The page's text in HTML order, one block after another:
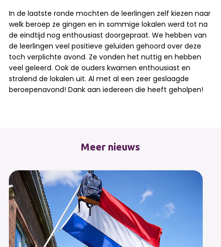
In de laatste ronde mochten de leerlingen zelf kiezen naar
welk beroep ze gingen en in sommige lokalen werd tot na
de eindtijd nog enthousiast doorgepraat. We hebben van
de leerlingen veel positieve geluiden gehoord over deze
toch verplichte avond. Ze vonden het nuttig en hebben
veel geleerd. Ook de ouders kwamen enthousiast en
stralend de lokalen uit. Al met al een zeer geslaagde
beroepenavond! Dank aan iedereen die heeft geholpen!
Meer nieuws